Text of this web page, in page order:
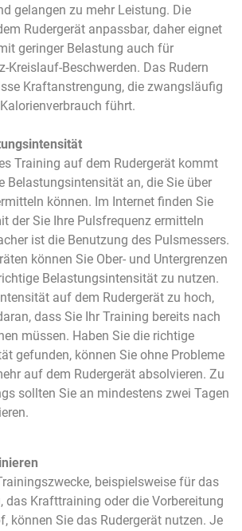
gelangen zu mehr Leistung. Die
Rudergerät anpassbar, daher eignet
geringer Belastung auch für
Kreislauf-Beschwerden. Das Rudern
Kraftanstrengung, die zwangsläufig
führt.
Training auf dem Rudergerät kommt
Belastungsintensität an, die Sie über
können. Im Internet finden Sie
der Sie Ihre Pulsfrequenz ermitteln
ist die Benutzung des Pulsmessers.
können Sie Ober- und Untergrenzen
Belastungsintensität zu nutzen.
auf dem Rudergerät zu hoch,
dass Sie Ihr Training bereits nach
müssen. Haben Sie die richtige
gefunden, können Sie ohne Probleme
auf dem Rudergerät absolvieren. Zu
sollten Sie an mindestens zwei Tagen
beispielsweise für das
das Krafttraining oder die Vorbereitung
können Sie das Rudergerät nutzen. Je